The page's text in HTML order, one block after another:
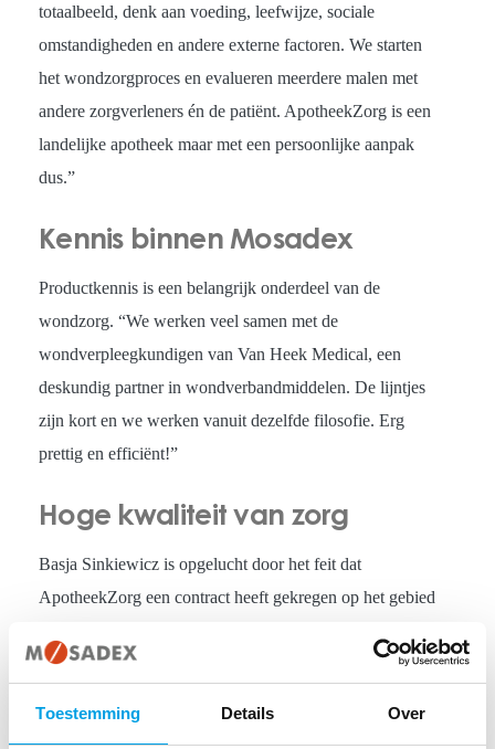
Toestemming Details Over
totaalbeeld, denk aan voeding, leefwijze, sociale
omstandigheden en andere externe factoren. We starten
het wondzorgproces en evalueren meerdere malen met
andere zorgverleners én de patiënt. ApotheekZorg is een
landelijke apotheek maar met een persoonlijke aanpak
dus.”
Kennis binnen Mosadex
Productkennis is een belangrijk onderdeel van de
wondzorg. “We werken veel samen met de
wondverpleegkundigen van Van Heek Medical, een
deskundig partner in wondverbandmiddelen. De lijntjes
zijn kort en we werken vanuit dezelfde filosofie. Erg
prettig en efficiënt!”
Hoge kwaliteit van zorg
Basja Sinkiewicz is opgelucht door het feit dat
ApotheekZorg een contract heeft gekregen op het gebied
aaneenschakeling van zorg op maat, geleverd door een